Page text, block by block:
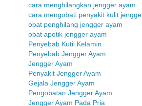
cara menghilangkan jengger ayam
cara mengobati penyakit kulit
obat penghilang jengger ayam
obat apotik jengger ayam
Penyebab Kutil Kelamin
Penyebab Jengger Ayam
Jengger Ayam
Penyakit Jengger Ayam
Gejala Jengger Ayam
Pengobatan Jengger Ayam
Jengger Ayam Pada Pria